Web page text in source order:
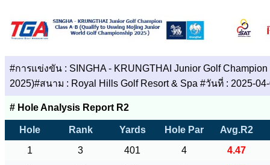
#การแข่งขัน : SINGHA - KRUNGTHAI Junior Golf
2025)#สนาม : Royal Hills Golf Resort & Spa #วันที่ : 2025-
# Hole Analysis Report R2
Hole Rank Yards Hole Par
Avg.R2
1
3 401 4
4.47